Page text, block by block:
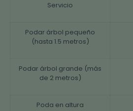
Servicio
Podar árbol pequeño
(hasta 1.5 metros)
Podar árbol grande (más
de 2 metros)
Poda en altura